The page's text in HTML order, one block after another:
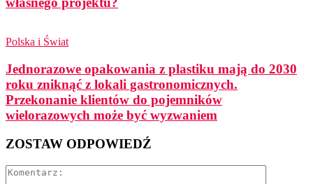
Polska i Świat
Jednorazowe opakowania z plastiku mają do 2030
roku zniknąć z lokali gastronomicznych.
Przekonanie klientów do pojemników
wielorazowych może być wyzwaniem
ZOSTAW ODPOWIEDŹ